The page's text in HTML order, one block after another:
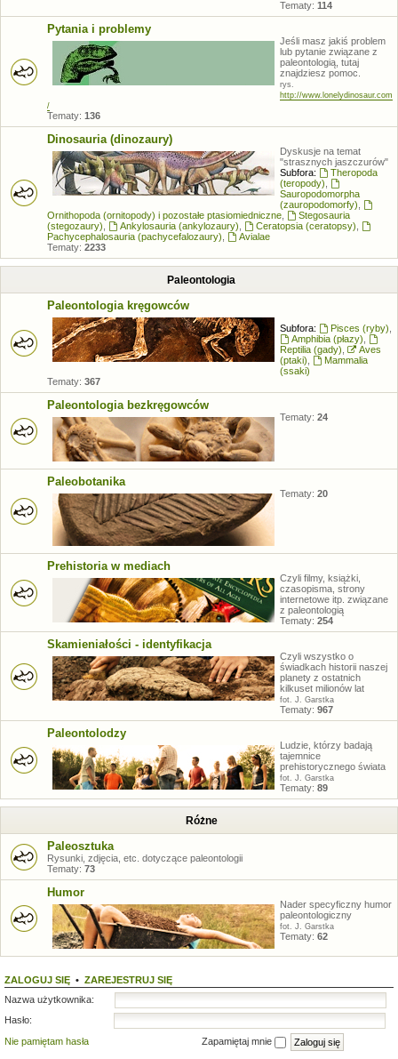
Tematy: 114
Pytania i problemy
Jeśli masz jakiś problem
lub pytanie związane z
paleontologią, tutaj
znajdziesz pomoc.
rys.
http://www.lonelydinosaur.com
/
Tematy: 136
Dinosauria (dinozaury)
Dyskusje na temat
"strasznych jaszczurów"
Subfora:
Theropoda
(teropody)
Sauropodomorpha
(zauropodomorfy)
Ornithopoda (ornitopody) i pozostałe ptasiomiedniczne
Stegosauria
(stegozaury)
Ankylosauria (ankylozaury) Ceratopsia (ceratopsy)
Pachycephalosauria (pachycefalozaury)
Avialae
Tematy: 2233
Paleontologia
Paleontologia kręgowców
Subfora: Pisces (ryby)
Amphibia (płazy)
Reptilia (gady)
Aves
(ptaki)
Mammalia
(ssaki)
Tematy: 367
Paleontologia bezkręgowców
Tematy: 24
Paleobotanika
Tematy: 20
Prehistoria w mediach
Czyli filmy, książki,
czasopisma, strony
internetowe itp. związane
z paleontologią
Tematy: 254
Skamieniałości - identyfikacja
Czyli wszystko o
świadkach historii naszej
planety z ostatnich
kilkuset milionów lat
fot. J. Garstka
Tematy: 967
Paleontolodzy
Ludzie, którzy badają
tajemnice
prehistorycznego świata
fot. J. Garstka
Tematy: 89
Różne
Paleosztuka
Rysunki, zdjęcia, etc. dotyczące paleontologii
Tematy: 73
Humor
Nader specyficzny humor
paleontologiczny
fot. J. Garstka
Tematy: 62
ZALOGUJ SIĘ • ZAREJESTRUJ SIĘ
Nazwa użytkownika:
Hasło:
Nie pamiętam hasła
Zapamiętaj mnie